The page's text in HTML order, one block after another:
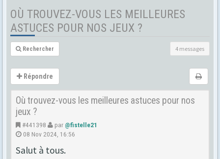
OÙ TROUVEZ-VOUS LES MEILLEURES
ASTUCES POUR NOS JEUX ?
4 messages
Rechercher
Répondre
Où trouvez-vous les meilleures astuces pour nos
jeux ?
#441398 par @fistelle21
08 Nov 2024, 16:56
Salut à tous.